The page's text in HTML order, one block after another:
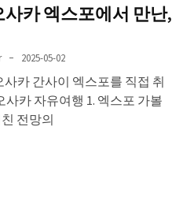
사카 엑스포에서 만난,
2025-05-02
카 간사이 엑스포를 직접 취
사카 자유여행 1. 엑스포 가볼
전망의